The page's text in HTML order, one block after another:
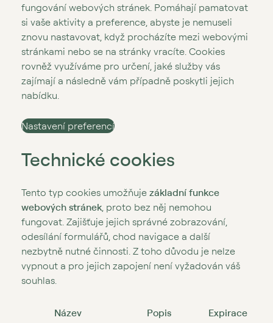
fungování webových stránek. Pomáhají pamatovat
si vaše aktivity a preference, abyste je nemuseli
znovu nastavovat, když procházíte mezi webovými
stránkami nebo se na stránky vracíte. Cookies
rovněž využíváme pro určení, jaké služby vás
zajímají a následně vám případně poskytli jejich
nabídku.
Nastavení preferencí
Technické cookies
Tento typ cookies umožňuje základní funkce
webových stránek, proto bez něj nemohou
fungovat. Zajišťuje jejich správné zobrazování,
odesílání formulářů, chod navigace a další
nezbytně nutné činnosti. Z toho důvodu je nelze
vypnout a pro jejich zapojení není vyžadován váš
souhlas.
Název Popis Expirace